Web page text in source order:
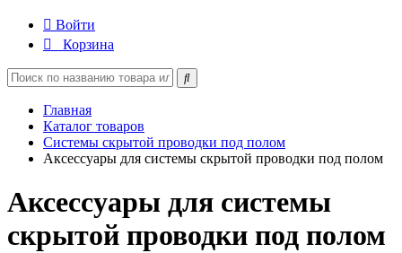
Войти
Корзина
Главная
Каталог товаров
Системы скрытой проводки под полом
Аксессуары для системы скрытой проводки под полом
Аксессуары для системы
скрытой проводки под полом